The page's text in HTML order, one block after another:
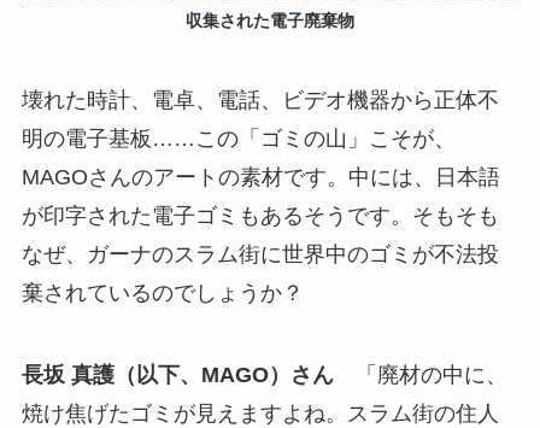
収集された電子廃棄物
壊れた時計、電卓、電話、ビデオ機器から正体不
明の電子基板……この「ゴミの山」こそが、
MAGOさんのアートの素材です。中には、日本語
が印字された電子ゴミもあるそうです。そもそも
なぜ、ガーナのスラム街に世界中のゴミが不法投
棄されているのでしょうか？
長坂 真護（以下、MAGO）さん「廃材の中に、
焼け焦げたゴミが見えますよね。スラム街の住人